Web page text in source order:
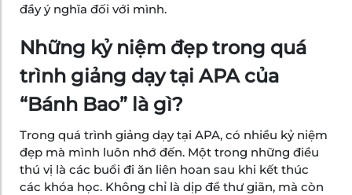
đầy ý nghĩa đối với mình.
Những kỷ niệm đẹp trong quá
trình giảng dạy tại APA của
“Bánh Bao” là gì?
Trong quá trình giảng dạy tại APA, có nhiều kỷ niệm
đẹp mà mình luôn nhớ đến. Một trong những điều
thú vị là các buổi đi ăn liên hoan sau khi kết thúc
các khóa học. Không chỉ là dịp để thư giãn, mà còn